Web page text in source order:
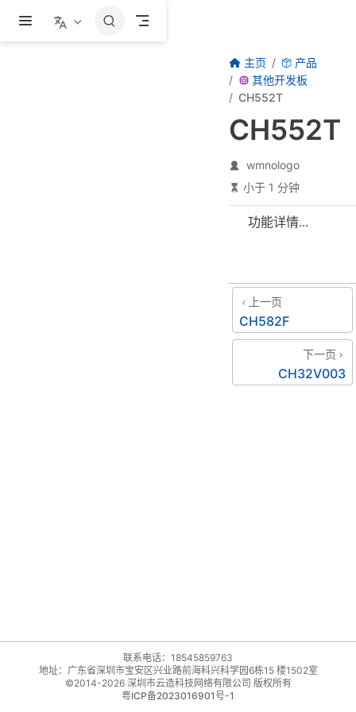
跳至主要內容
主页
产品
其他开发板
CH552T
CH552T
wmnologo
小于 1 分钟
功能详情...
上一页
CH582F
下一页
CH32V003
联系电话：18545859763
地址：广东省深圳市宝安区兴业路前海科兴科学园6栋15 楼1502室
©2014-2026 深圳市云造科技网络有限公司 版权所有
粤ICP备2023016901号-1